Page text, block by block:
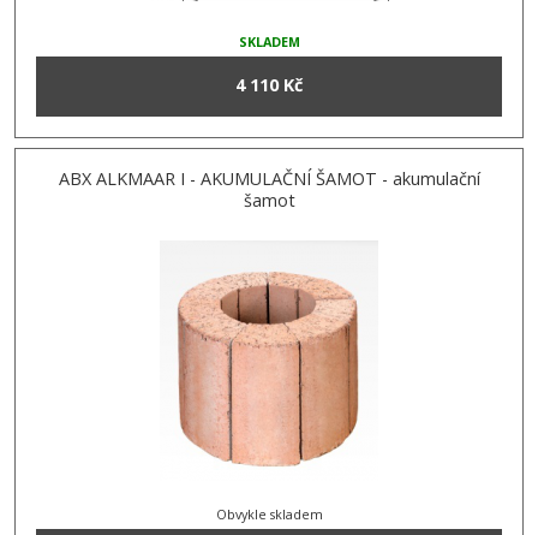
SKLADEM
4 110 Kč
ABX ALKMAAR I - AKUMULAČNÍ ŠAMOT - akumulační
šamot
Obvykle skladem